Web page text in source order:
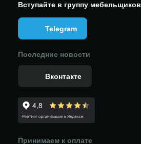
Вступайте в группу мебельщиков
Telegram
Последние новости
Вконтакте
Принимаем к оплате